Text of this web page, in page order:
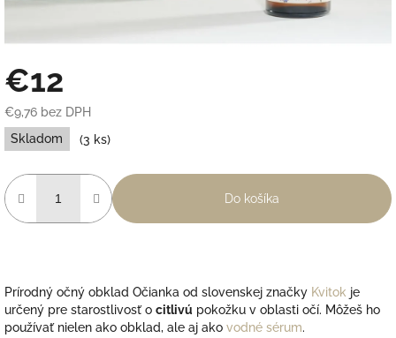
€12
€9,76 bez DPH
Jednotková
cena:
Skladom (3 ks)
Do košíka
Prírodný očný obklad Očianka od slovenskej značky Kvitok je
určený pre starostlivosť o citlivú pokožku v oblasti očí. Môžeš ho
používať nielen ako obklad, ale aj ako vodné sérum.